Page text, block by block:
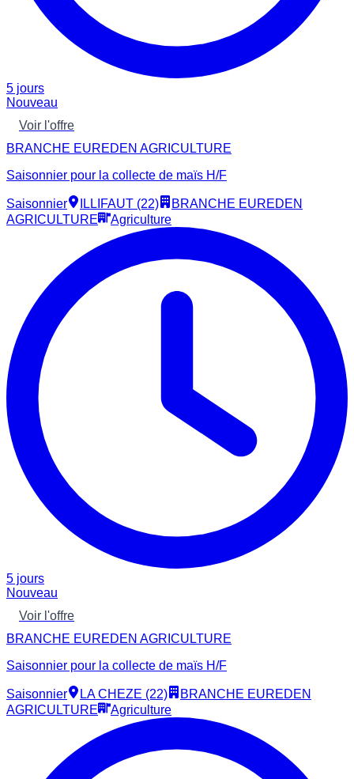
5 jours
Nouveau
Voir l'offre
BRANCHE EUREDEN AGRICULTURE
Saisonnier pour la collecte de maïs H/F
Saisonnier ILLIFAUT (22)
BRANCHE EUREDEN
AGRICULTURE
Agriculture
5 jours
Nouveau
Voir l'offre
BRANCHE EUREDEN AGRICULTURE
Saisonnier pour la collecte de maïs H/F
Saisonnier LA CHEZE (22)
BRANCHE EUREDEN
AGRICULTURE
Agriculture